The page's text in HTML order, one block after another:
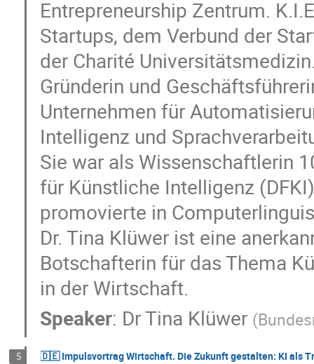
Entrepreneurship Zentrum.
Startups, dem Verbund der
der Charité
Gründerin und
Unternehmen für
Intelligenz und
Sie war als Wissenschaftlerin
für Künstliche Intelligenz
promovierte in
Dr. Tina Klüwer ist eine
Botschafterin für das Thema
in der Wirtschaft.
Speaker: DrTina Klüwer (
5 🇩🇪 Impulsvortrag Wirtschaft. Die Zukunft gestalten: KI als